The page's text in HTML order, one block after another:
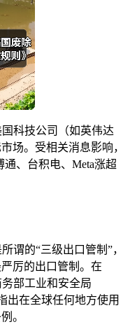
科技公司（如英伟达
场。受相关消息影响，
、台积电、Meta涨超
谓的“三级出口管制”，
厉的出口管制。在
部工业和安全局
出在全球任何地方使用
。